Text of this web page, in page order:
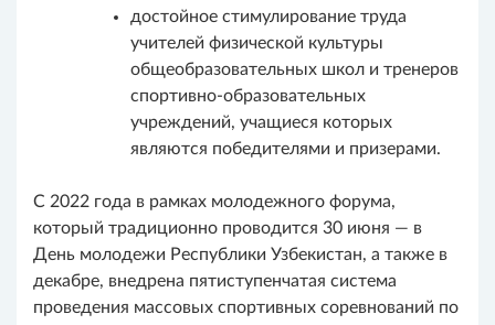
достойное стимулирование труда
учителей физической культуры
общеобразовательных школ и тренеров
спортивно-образовательных
учреждений, учащиеся которых
являются победителями и призерами.
С 2022 года в рамках молодежного форума,
который традиционно проводится 30 июня — в
День молодежи Республики Узбекистан, а также в
декабре, внедрена пятиступенчатая система
проведения массовых спортивных соревнований по